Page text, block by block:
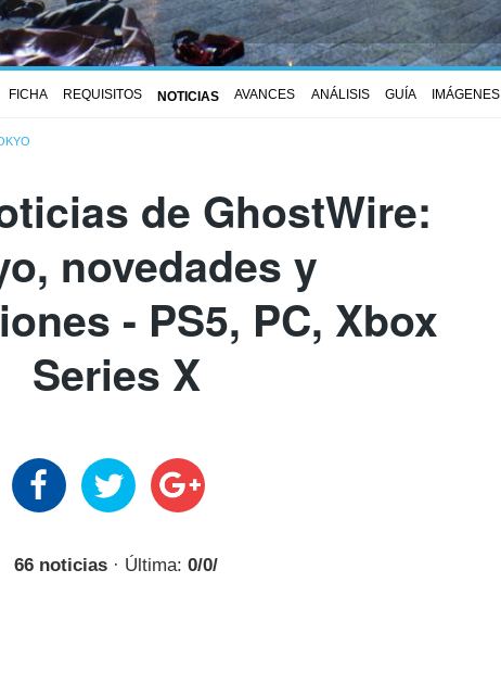
FICHA REQUISITOS NOTICIAS AVANCES ANÁLISIS GUÍA IMÁGENES
de GhostWire:
novedades y
- PS5, PC, Xbox
Series X
66 noticias · Última: 0/0/